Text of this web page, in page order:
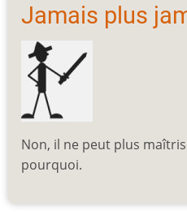
Jamais plus
Non, il ne peut plus
pourquoi.